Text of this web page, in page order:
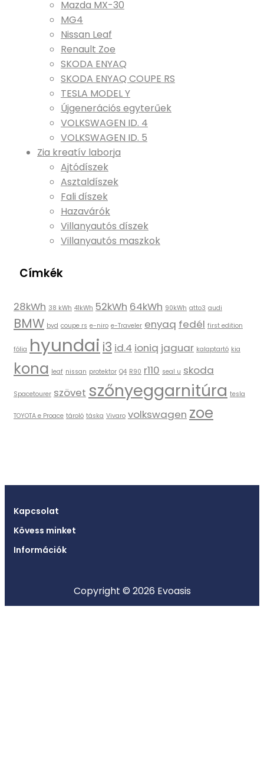
Mazda MX-30
MG4
Nissan Leaf
Renault Zoe
SKODA ENYAQ
SKODA ENYAQ COUPE RS
TESLA MODEL Y
Újgenerációs egyterűek
VOLKSWAGEN ID. 4
VOLKSWAGEN ID. 5
Zia kreatív laborja
Ajtódíszek
Asztaldíszek
Fali díszek
Hazavárók
Villanyautós díszek
Villanyautós maszkok
Címkék
28kWh 38 kWh 41kWh 52kWh 64kWh 90kWh atto3 audi
BMW byd coupe rs e-niro e-Traveler enyaq fedél first edition
fólia hyundai i3 id.4 ioniq jaguar kalaptartó kia
kona leaf nissan protektor Q4 R90 r110 seal u skoda
Spacetourer szövet szőnyeggarnitúra tesla
TOYOTA e Proace tároló táska Vivaro volkswagen zoe
Kapcsolat
Kövess minket
Információk
Copyright © 2026 Evoasis